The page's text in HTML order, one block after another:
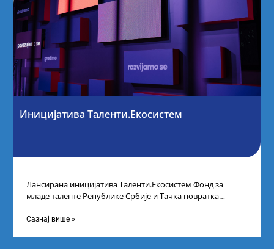
Иницијатива Таленти.Екосистем
Лансирана иницијатива Таленти.Екосистем Фонд за
младе таленте Републике Србије и Тачка повратка
догађају су се
Сазнај више »